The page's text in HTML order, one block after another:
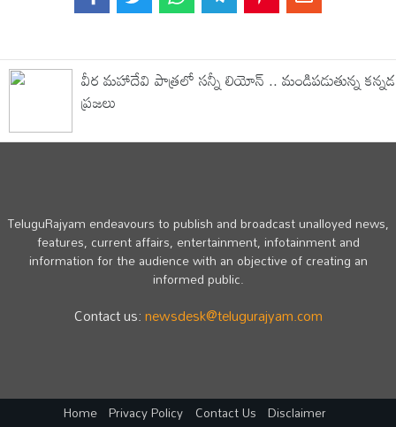
వీర మహాదేవి పాత్రలో సన్నీ లియోన్ .. మండిపడుతున్న కన్నడ
ప్రజలు
TeluguRajyam endeavours to publish and broadcast unalloyed news,
features, current affairs, entertainment, infotainment and
information for the audience with an objective of creating an
informed public.
Contact us:newsdesk@telugurajyam.com
Home Privacy Policy Contact Us Disclaimer